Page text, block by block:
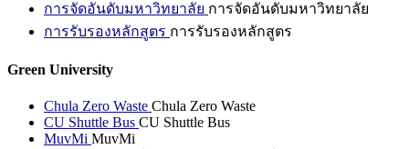
การจัดอันดับมหาวิทยาลัย การจัดอันดับมหาวิทยาลัย
การรับรองหลักสูตร การรับรองหลักสูตร
Green University
Chula Zero Waste Chula Zero Waste
CU Shuttle Bus CU Shuttle Bus
MuvMi MuvMi